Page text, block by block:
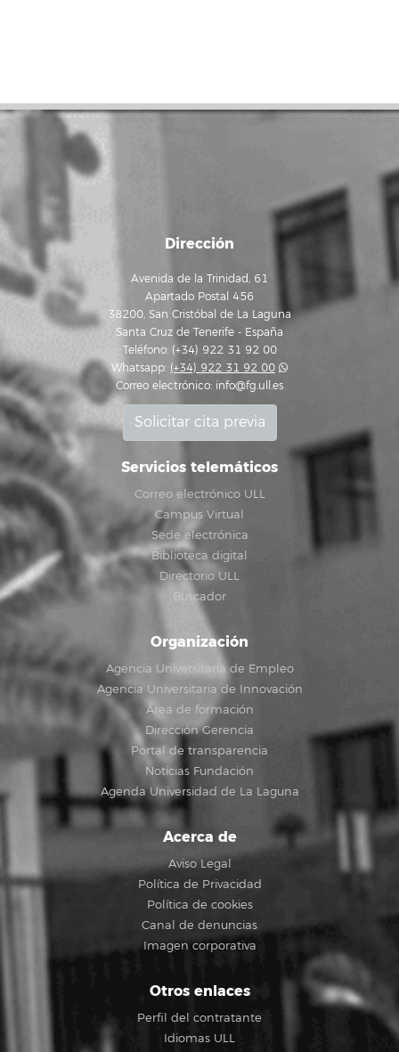
Dirección
Avenida de la Trinidad, 61
Apartado Postal 456
38200, San Cristóbal de La Laguna
Santa Cruz de Tenerife - España
Teléfono: (+34) 922 31 92 00
Whatsapp: (+34) 922 31 92 00
Correo electrónico: info@fg.ull.es
Solicitar cita previa
Servicios telemáticos
Correo electrónico ULL
Campus Virtual
Sede electrónica
Biblioteca digital
Directorio ULL
Buscador
Organización
Agencia Universitaria de Empleo
Agencia Universitaria de Innovación
Área de formación
Dirección Gerencia
Portal de transparencia
Noticias Fundación
Agenda Universidad de La Laguna
Acerca de
Aviso Legal
Política de Privacidad
Política de cookies
Canal de denuncias
Imagen corporativa
Otros enlaces
Perfil del contratante
Idiomas ULL